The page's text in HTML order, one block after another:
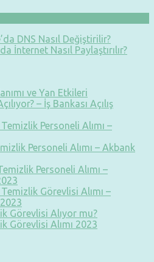
DNS Nasıl Değiştirilir?
İnternet Nasıl Paylaştırılır?
ve Yan Etkileri
– İş Bankası Açılış
Personeli Alımı –
Personeli Alımı – Akbank
Personeli Alımı –
Görevlisi Alımı –
Görevlisi Alıyor mu?
Görevlisi Alımı 2023